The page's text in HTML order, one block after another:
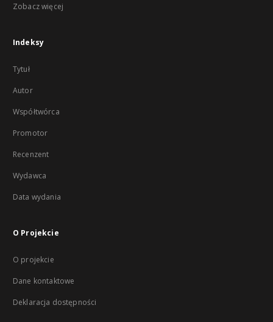
Zobacz więcej
Indeksy
Tytuł
Autor
Współtwórca
Promotor
Recenzent
Wydawca
Data wydania
O Projekcie
O projekcie
Dane kontaktowe
Deklaracja dostępności